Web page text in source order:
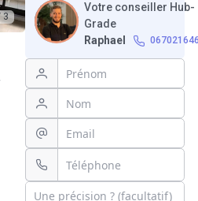
3
Votre conseiller Hub-
Grade
Raphael